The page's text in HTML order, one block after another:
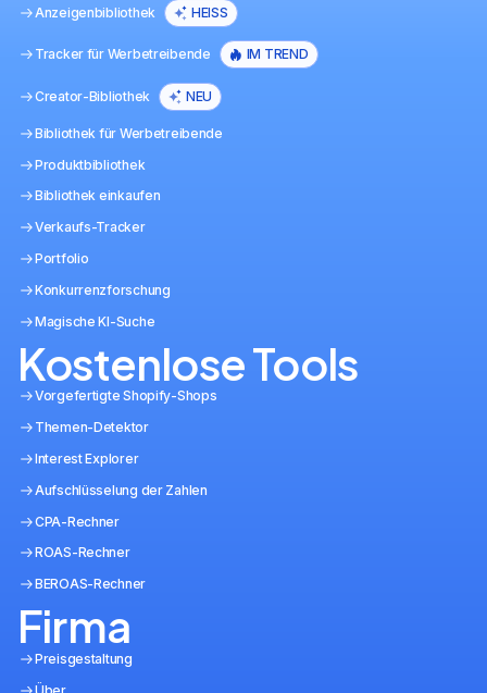
Anzeigenbibliothek HEISS
Tracker für Werbetreibende IM TREND
Creator-Bibliothek NEU
Bibliothek für Werbetreibende
Produktbibliothek
Bibliothek einkaufen
Verkaufs-Tracker
Portfolio
Konkurrenzforschung
Magische KI-Suche
Kostenlose Tools
Vorgefertigte Shopify-Shops
Themen-Detektor
Interest Explorer
Aufschlüsselung der Zahlen
CPA-Rechner
ROAS-Rechner
BEROAS-Rechner
Firma
Preisgestaltung